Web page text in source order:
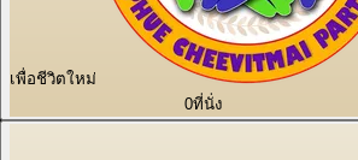
เพื่อชีวิตใหม่
0ที่นั่ง